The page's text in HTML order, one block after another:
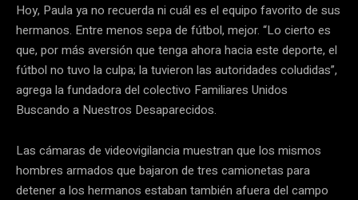
Hoy, Paula ya no recuerda ni cuál es el equipo favorito de sus
hermanos. Entre menos sepa de fútbol, mejor. “Lo cierto es
que, por más aversión que tenga ahora hacia este deporte, el
fútbol no tuvo la culpa; la tuvieron las autoridades coludidas”,
agrega la fundadora del colectivo Familiares Unidos
Buscando a Nuestros Desaparecidos.
Las cámaras de videovigilancia muestran que los mismos
hombres armados que bajaron de tres camionetas para
detener a los hermanos estaban también afuera del campo